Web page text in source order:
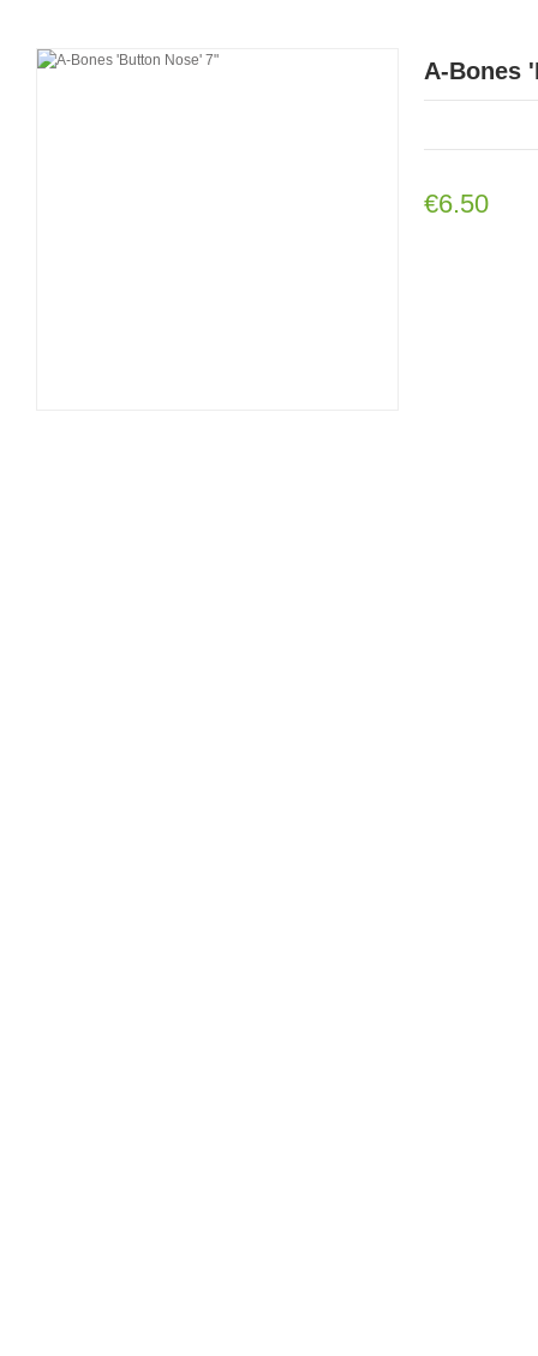
A-Bones
€6.50